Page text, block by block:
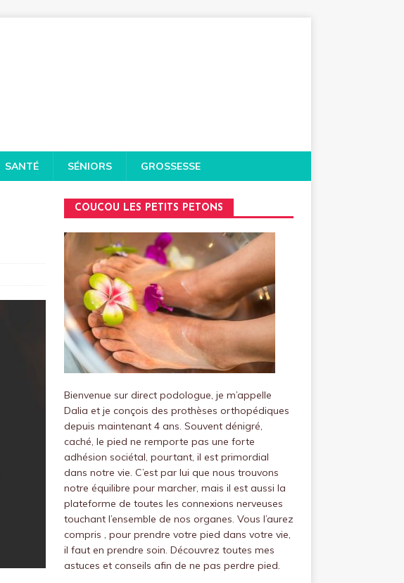
SANTÉ SÉNIORS GROSSESSE
COUCOU LES PETITS PETONS
Bienvenue sur direct podologue, je m’appelle
Dalia et je conçois des prothèses orthopédiques
depuis maintenant 4 ans. Souvent dénigré,
caché, le pied ne remporte pas une forte
adhésion sociétal, pourtant, il est primordial
dans notre vie. C’est par lui que nous trouvons
notre équilibre pour marcher, mais il est aussi la
plateforme de toutes les connexions nerveuses
touchant l’ensemble de nos organes. Vous l’aurez
compris , pour prendre votre pied dans votre vie,
il faut en prendre soin. Découvrez toutes mes
astuces et conseils afin de ne pas perdre pied.